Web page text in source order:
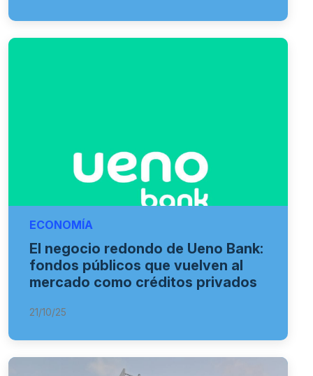
ECONOMÍA
El negocio redondo de Ueno Bank:
fondos públicos que vuelven al
mercado como créditos privados
21/10/25